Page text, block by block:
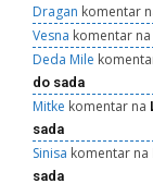
Dragan komentar
Vesna komentar na
Deda Mile
do sada
Mitke komentar na
sada
Sinisa komentar na
sada